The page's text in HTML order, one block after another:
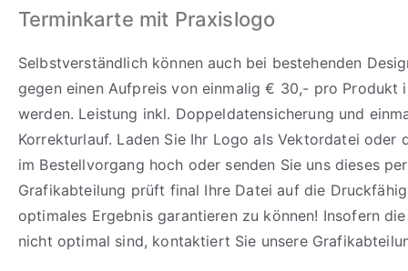
Terminkarte mit Praxislogo
Selbstverständlich können auch bei bestehenden
gegen einen Aufpreis von einmalig € 30,- pro Produkt
werden. Leistung inkl. Doppeldatensicherung und
Korrekturlauf. Laden Sie Ihr Logo als Vektordatei oder
im Bestellvorgang hoch oder senden Sie uns dieses
Grafikabteilung prüft final Ihre Datei auf die
optimales Ergebnis garantieren zu können! Insofern
nicht optimal sind, kontaktiert Sie unsere